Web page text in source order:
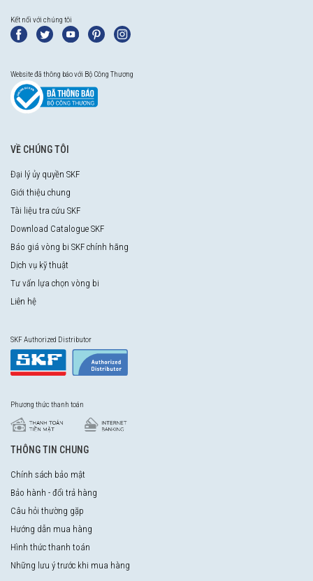
Kết nối với chúng tôi
Website đã thông báo với Bộ Công Thương
VỀ CHÚNG TÔI
Đại lý ủy quyền SKF
Giới thiệu chung
Tài liệu tra cứu SKF
Download Catalogue SKF
Báo giá vòng bi SKF chính hãng
Dịch vụ kỹ thuật
Tư vấn lựa chọn vòng bi
Liên hệ
SKF Authorized Distributor
Phương thức thanh toán
THÔNG TIN CHUNG
Chính sách bảo mật
Bảo hành - đổi trả hàng
Câu hỏi thường gặp
Hướng dẫn mua hàng
Hình thức thanh toán
Những lưu ý trước khi mua hàng